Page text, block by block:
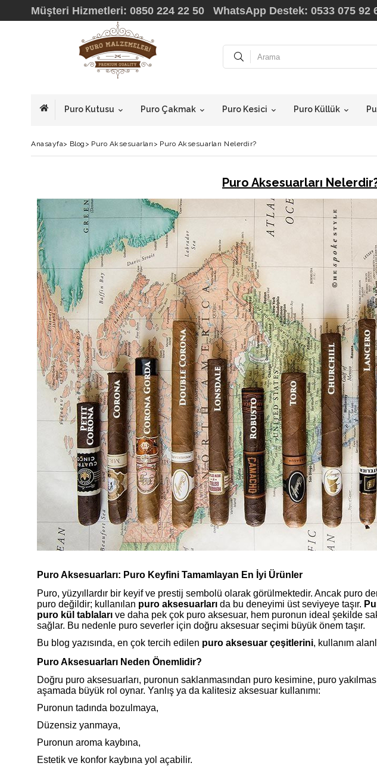
Müşteri Hizmetleri: 0850 224 22 50 WhatsApp Destek: 0533 075 92
Puro Kutusu Puro Çakmak Puro Kesici Puro Küllük
Anasayfa> Blog > Puro Aksesuarları > Puro Aksesuarları Nelerdir?
Puro Aksesuarları
Puro Aksesuarları: Puro Keyfini Tamamlayan En İyi Ürünler
Puro, yüzyıllardır bir keyif ve prestij sembolü olarak görülmektedir. Ancak puro
puro değildir; kullanılan puro aksesuarları da bu deneyimi üst seviyeye taşır.
puro kül tablaları ve daha pek çok puro aksesuar, hem puronun ideal şekilde
sağlar. Bu nedenle puro severler için doğru aksesuar seçimi büyük önem taşır.
Bu blog yazısında, en çok tercih edilen puro aksesuar çeşitlerini, kullanım
Puro Aksesuarları Neden Önemlidir?
Doğru puro aksesuarları, puronun saklanmasından puro kesimine, puro
aşamada büyük rol oynar. Yanlış ya da kalitesiz aksesuar kullanımı:
Puronun tadında bozulmaya,
Düzensiz yanmaya,
Puronun aroma kaybına,
Estetik ve konfor kaybına yol açabilir.